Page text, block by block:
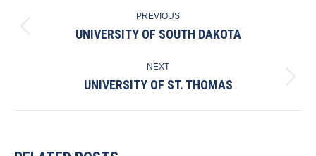
NAVIGATION
PREVIOUS
Previous
UNIVERSITY OF SOUTH DAKOTA
NEXT
Next
UNIVERSITY OF ST. THOMAS